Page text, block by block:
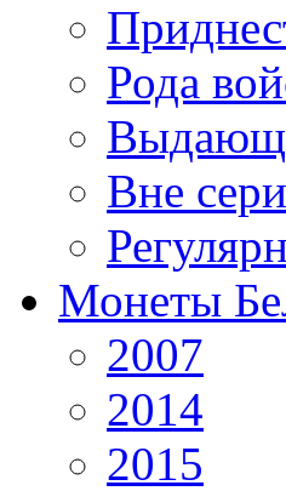
Рода
Вне
Монеты
2007
2014
2015